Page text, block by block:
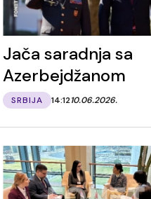
Jača saradnja sa
Azerbejdžanom
SRBIJA 14:1210.06.2026.